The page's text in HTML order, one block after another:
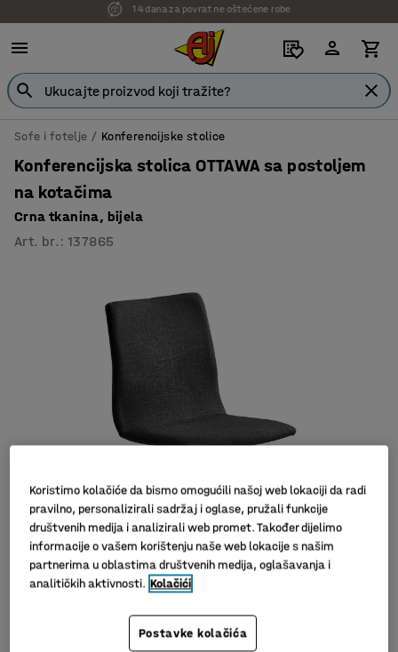
7 godina garancije
Sofe i fotelje Konferencijske stolice
Konferencijska stolica OTTAWA sa postoljem
na kotačima
Crna tkanina, bijela
Art. br. :137865
Koristimo kolačiće da bismo omogućili našoj web lokaciji da radi
pravilno, personalizirali sadržaj i oglase, pružali funkcije
društvenih medija i analizirali web promet. Također dijelimo
informacije o vašem korištenju naše web lokacije s našim
partnerima u oblastima društvenih medija, oglašavanja i
analitičkih aktivnosti. Kolačići
Postavke kolačića